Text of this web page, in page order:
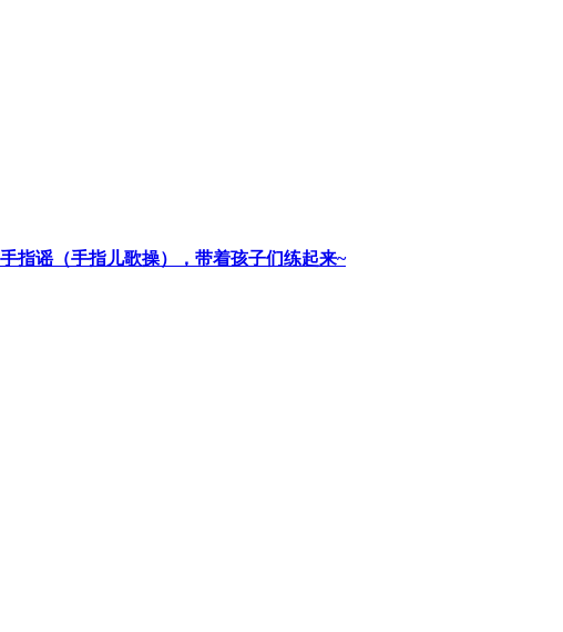
指谣（手指儿歌操），带着孩子们练起来~